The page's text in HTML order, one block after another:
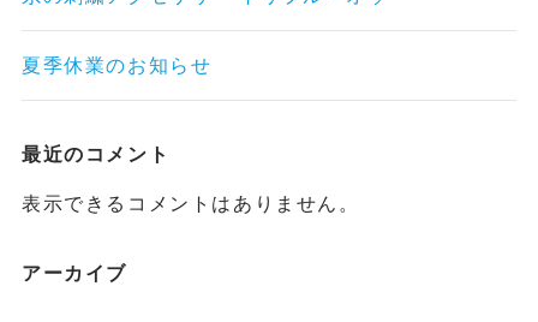
夏季休業のお知らせ
最近のコメント
表示できるコメントはありません。
アーカイブ